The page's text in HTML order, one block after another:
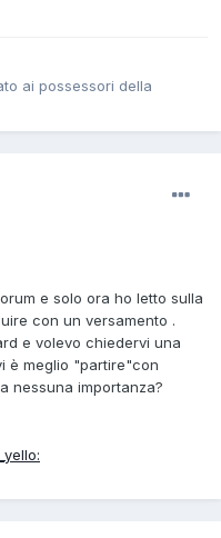
ai possessori della
e solo ora ho letto sulla
con un versamento .
e volevo chiedervi una
è meglio "partire"con
nessuna importanza?